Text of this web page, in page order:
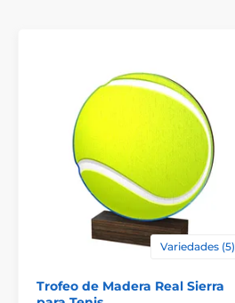
Variedades (5)
Trofeo de Madera Real Sierra